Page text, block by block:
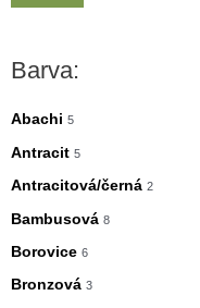
Barva:
Abachi 5
Antracit 5
Antracitová/černá 2
Bambusová 8
Borovice 6
Bronzová 3